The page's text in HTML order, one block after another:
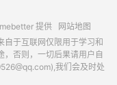
提供
网站地图
自于互联网仅限用于学习和
，否则，一切后果请用户自
我们会及时处